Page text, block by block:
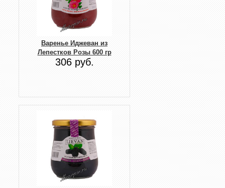
Варенье Иджеван из
Лепестков Розы 600 гр
306 руб.